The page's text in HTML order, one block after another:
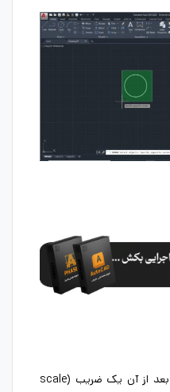
یک نقطه مبنا را انتخاب کنید و بعد از آن یک ضریب (scale